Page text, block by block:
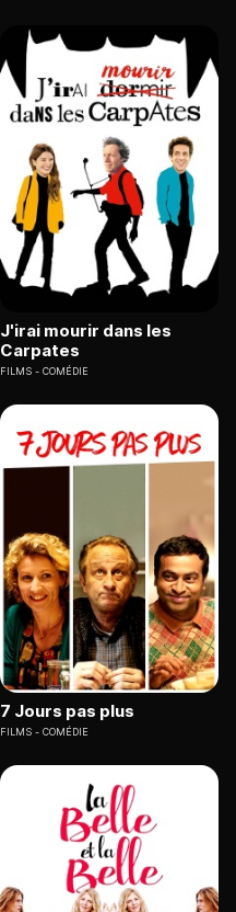
J'irai mourir dans les
Carpates
FILMS COMÉDIE
7 Jours pas plus
FILMS COMÉDIE